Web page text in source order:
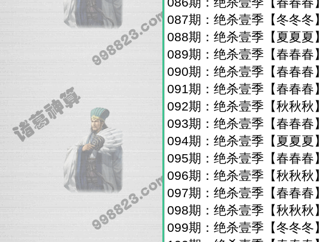
087期：绝杀壹季【冬冬冬】
088期：绝杀壹季【夏夏夏】
089期：绝杀壹季【春春春】
090期：绝杀壹季【春春春】
091期：绝杀壹季【春春春】
092期：绝杀壹季【秋秋秋】
093期：绝杀壹季【春春春】
094期：绝杀壹季【夏夏夏】
095期：绝杀壹季【春春春】
096期：绝杀壹季【秋秋秋】
097期：绝杀壹季【春春春】
098期：绝杀壹季【秋秋秋】
099期：绝杀壹季【冬冬冬】